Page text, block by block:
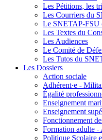
Les Pétitions, les
Les Courriers du
Le SNETAP-FSU
Les Textes du
Les Audiences
Le Comité de
Les Tutos du
Les Dossiers
Action sociale
Adhérent·e -
Égalité
Enseignement
Enseignement
Fonctionnement
Formation adulte -
Politique Scolaire